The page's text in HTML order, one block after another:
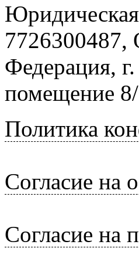
7726300487,
Федерация,
помещение
Политика
Согласие на
Согласие на